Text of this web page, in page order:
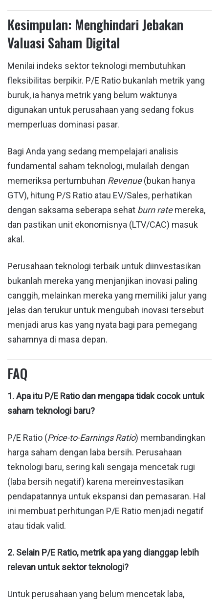
Kesimpulan: Menghindari Jebakan
Valuasi Saham Digital
Menilai indeks sektor teknologi membutuhkan
fleksibilitas berpikir. P/E Ratio bukanlah metrik yang
buruk, ia hanya metrik yang belum waktunya
digunakan untuk perusahaan yang sedang fokus
memperluas dominasi pasar.
Bagi Anda yang sedang mempelajari analisis
fundamental saham teknologi, mulailah dengan
memeriksa pertumbuhan Revenue(bukan hanya
GTV), hitung P/S Ratio atau EV/Sales, perhatikan
dengan saksama seberapa sehat burn ratemereka,
dan pastikan unit ekonomisnya (LTV/CAC) masuk
akal.
Perusahaan teknologi terbaik untuk diinvestasikan
bukanlah mereka yang menjanjikan inovasi paling
canggih, melainkan mereka yang memiliki jalur yang
jelas dan terukur untuk mengubah inovasi tersebut
menjadi arus kas yang nyata bagi para pemegang
sahamnya di masa depan.
FAQ
1. Apa itu P/E Ratio dan mengapa tidak cocok untuk
saham teknologi baru?
P/E Ratio (Price-to-Earnings Ratio) membandingkan
harga saham dengan laba bersih. Perusahaan
teknologi baru, sering kali sengaja mencetak rugi
(laba bersih negatif) karena mereinvestasikan
pendapatannya untuk ekspansi dan pemasaran. Hal
ini membuat perhitungan P/E Ratio menjadi negatif
atau tidak valid.
2. Selain P/E Ratio, metrik apa yang dianggap lebih
relevan untuk sektor teknologi?
Untuk perusahaan yang belum mencetak laba,